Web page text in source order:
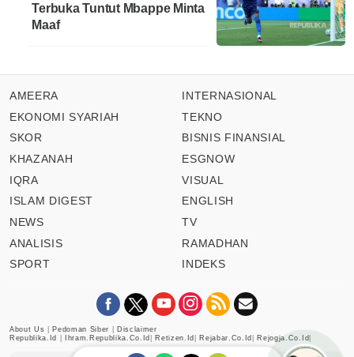
Terbuka Tuntut Mbappe Minta
Maaf
AMEERA
EKONOMI SYARIAH
SKOR
KHAZANAH
IQRA
ISLAM DIGEST
NEWS
ANALISIS
SPORT
INTERNASIONAL
TEKNO
BISNIS FINANSIAL
ESGNOW
VISUAL
ENGLISH
TV
RAMADHAN
INDEKS
About Us Pedoman Siber
Disclaimer
Republika.id
Ihram.republika.co.id Retizen.id Rejabar.co.id Rejogja.co.id